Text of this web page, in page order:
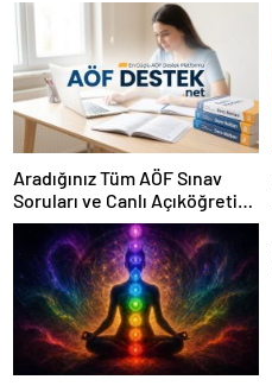
Aradığınız Tüm AÖF Sınav
Soruları ve Canlı Açıköğretim
Forumu Burada